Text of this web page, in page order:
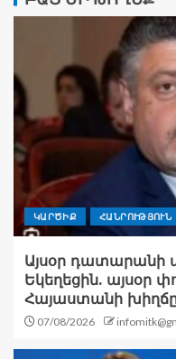
ԿԱՐԾԻՔ ՀԱՆՐՈՒԹՅՈՒՆ
Այսօր դատարանի
Եկեղեցին. այսօր
Հայաստանի
07/08/2026